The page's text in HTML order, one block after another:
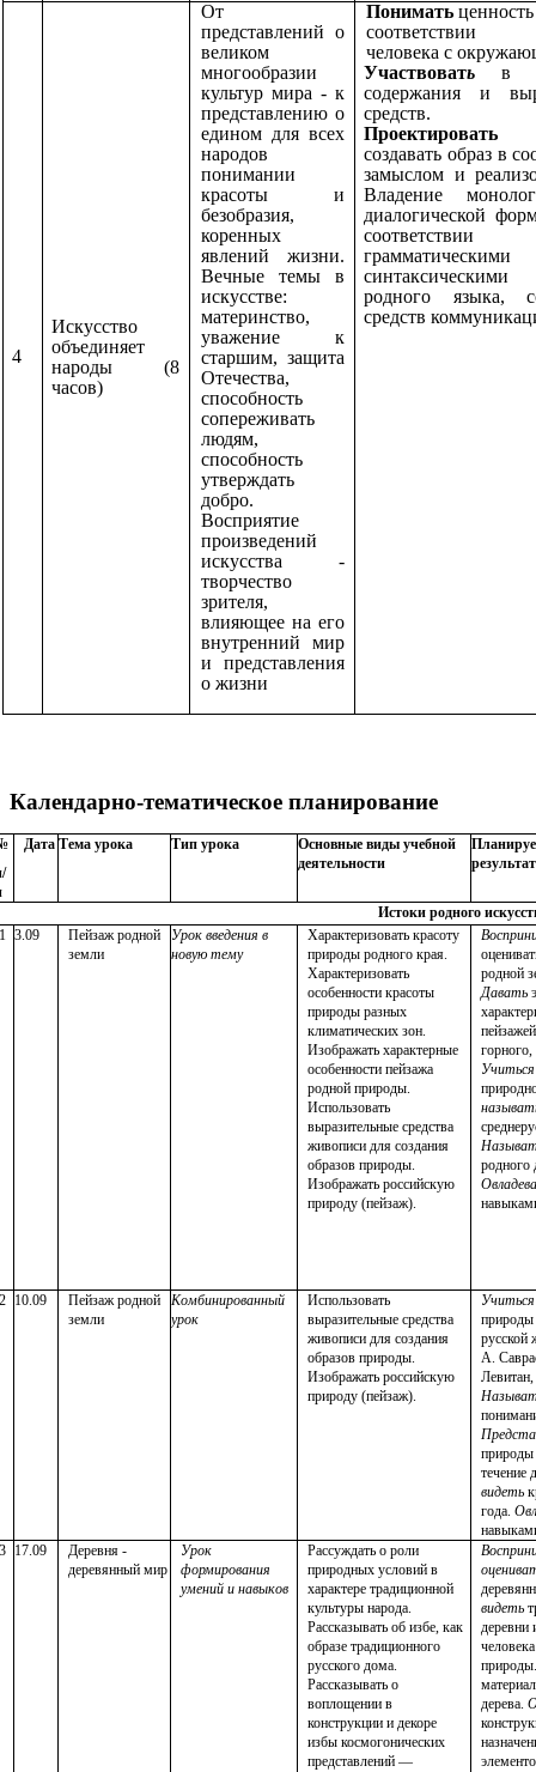
4
Искусство
объединяет
народы (8
часов)
От
представлений о
великом
многообразии
культур мира - к
представлению о
едином для всех
народов
понимании
красоты и
безобразия,
коренных
явлений жизни.
Вечные темы в
искусстве:
материнство,
уважение к
старшим, защита
Отечества,
способность
сопереживать
людям,
способность
утверждать
добро.
Восприятие
произведений
искусства -
творчество
зрителя,
влияющее на его
внутренний мир
и представления
о жизни
Понимать
соответствии
человека с
Участвовать
в
содержания и
средств.
Проектировать
создавать образ в
замыслом и
Владение
диалогической
родного языка,
средств
Календарно-тематическое планирование
Дата Тема урока Тип урока
Основные виды учебной
деятельности
Истоки родного
3.09
Пейзаж родной
земли
Урок введения в
новую тему
Характеризовать красоту
природы родного края.
Характеризовать
особенности красоты
природы разных
климатических зон.
Изображать характерные
особенности пейзажа
родной природы.
Использовать
выразительные средства
живописи для создания
образов природы.
Изображать российскую
природу (пейзаж).
родной
Давать
родного
10.09
Пейзаж родной
земли
Комбинированный
урок
Использовать
выразительные средства
живописи для создания
образов природы.
Изображать российскую
природу (пейзаж).
природы
А.
природы
течение
видеть
года.
17.09
Деревня -
деревянный мир
Урок
формирования
умений и навыков
Рассуждать о роли
природных условий в
характере традиционной
культуры народа.
Рассказывать об избе, как
образе традиционного
русского дома.
Рассказывать о
воплощении в
конструкции и декоре
избы космогонических
представлений —
видеть
деревни
дерева.